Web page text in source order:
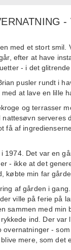
med et stort
efter at have
- i det
pusler rundt i
at lave en lille
og terrasser
af
Det var en
- ikke at det
købte min far
af gården i
ville på ferie på
sammen med
ind. Der var
overnatninger -
mere, som det